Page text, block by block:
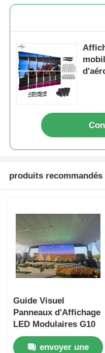
produits recommandés
Guide Visuel
Panneaux d'Affichage
LED Modulaires G10
Écran LED
Personnalisé pour
envoyer une